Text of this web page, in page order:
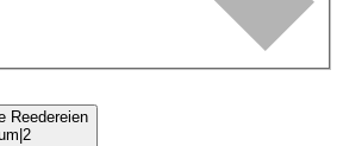
Reedereien
2